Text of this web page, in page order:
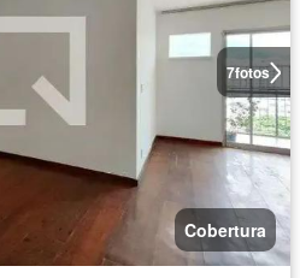
7fotos
Cobertura